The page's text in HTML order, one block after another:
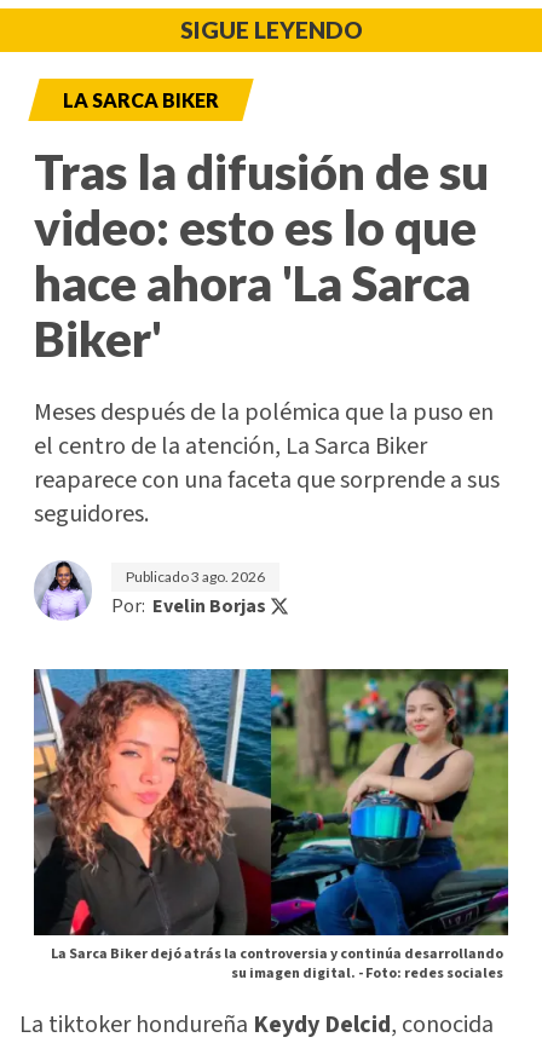
SIGUE LEYENDO
LA SARCA BIKER
Tras la difusión de su
video: esto es lo que
hace ahora 'La Sarca
Biker'
Meses después de la polémica que la puso en
el centro de la atención, La Sarca Biker
reaparece con una faceta que sorprende a sus
seguidores.
Publicado3 ago. 2026
Por: Evelin Borjas
La Sarca Biker dejó atrás la controversia y continúa desarrollando
su imagen digital. -Foto: redes sociales
La tiktoker hondureña Keydy Delcid, conocida